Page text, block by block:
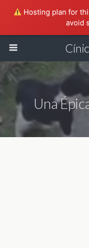
Hosting plan for
avoid
Una